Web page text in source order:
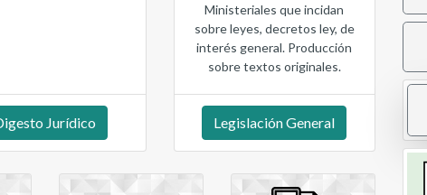
Jurídico
Ministeriales que incidan
sobre leyes, decretos ley, de
interés general. Producción
sobre textos originales.
Legislación General